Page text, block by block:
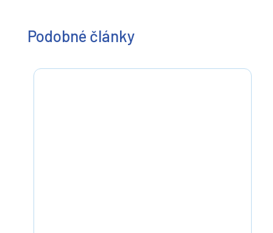
Podobné články